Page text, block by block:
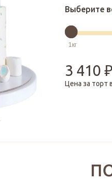
Выберите
3 410₽
Цена за торт